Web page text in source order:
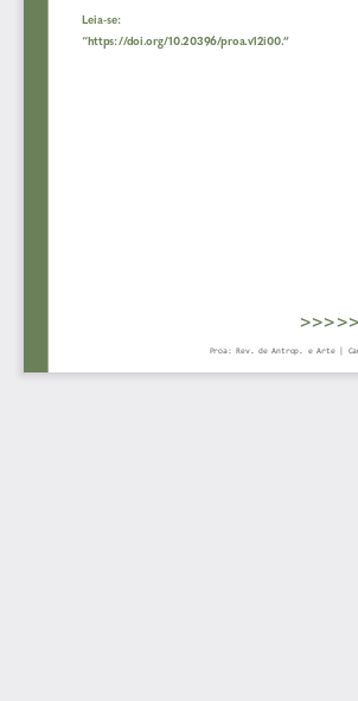
Leia-se:
“https://doi.org/10.20396/proa.v12i00.”
Proa: Rev. de Antrop. e Arte |